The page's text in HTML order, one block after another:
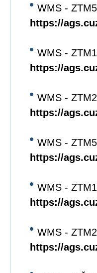
WMS - ZTM5
https://
WMS -
https://
WMS -
https://
WMS -
https://
WMS -
https://
WMS -
https://